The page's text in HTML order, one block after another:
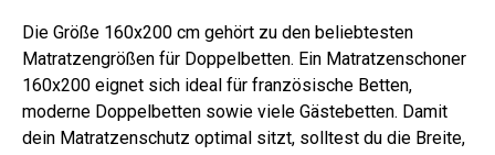
Die Größe 160x200 cm gehört zu den beliebtesten
Matratzengrößen für Doppelbetten. Ein Matratzenschoner
160x200 eignet sich ideal für französische Betten,
moderne Doppelbetten sowie viele Gästebetten. Damit
dein Matratzenschutz optimal sitzt, solltest du die Breite,